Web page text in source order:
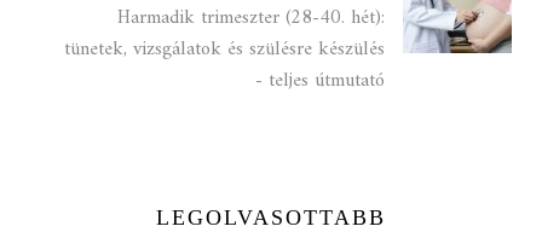
Harmadik trimeszter (28-40. hét):
tünetek, vizsgálatok és szülésre készülés
- teljes útmutató
LEGOLVASOTTABB